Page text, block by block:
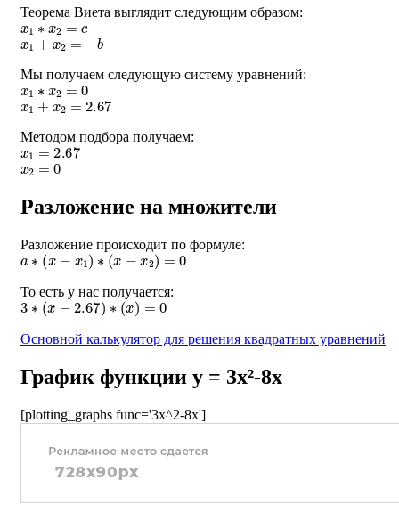
Теорема Виета выглядит следующим образом:
x1∗x2= c
x1 + x2 =− b
Мы получаем следующую систему уравнений:
x1∗x2=0
x1 + x2 =2.67
Методом подбора получаем:
x1=2.67
x2 =0
Разложение на множители
Разложение происходит по формуле:
a ∗(x−x1)∗ (x−x2)=0
То есть у нас получается:
3∗(x−2.67)∗(x)=0
Основной калькулятор для решения квадратных уравнений
График функции y = 3x²-8x
[plotting_graphs func='3x^2-8x']